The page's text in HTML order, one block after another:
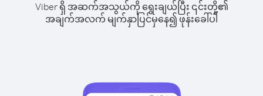
Viber ရှိ အဆက်အသွယ်ကို ရွေးချယ်ပြီး ၎င်းတို့၏
အချက်အလက် မျက်နှာပြင်မှနေ၍ ဖုန်းခေါ်ပါ